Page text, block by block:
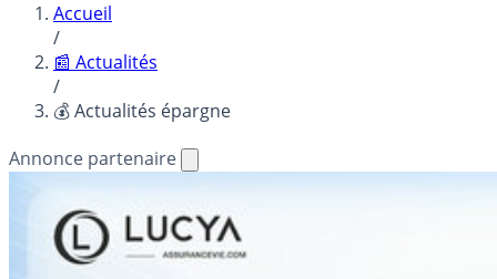
Accueil
/
📰 Actualités
/
💰 Actualités épargne
Annonce partenaire